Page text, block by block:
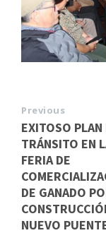
Previous
EXITOSO PLAN
TRÁNSITO EN
FERIA DE
DE GANADO
NUEVO